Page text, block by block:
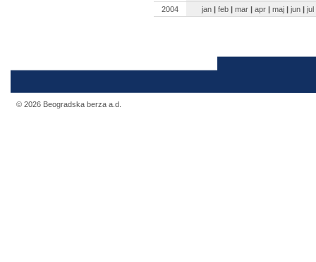
2004
jan | feb | mar | apr | maj | jun | jul
© 2026 Beogradska berza a.d.